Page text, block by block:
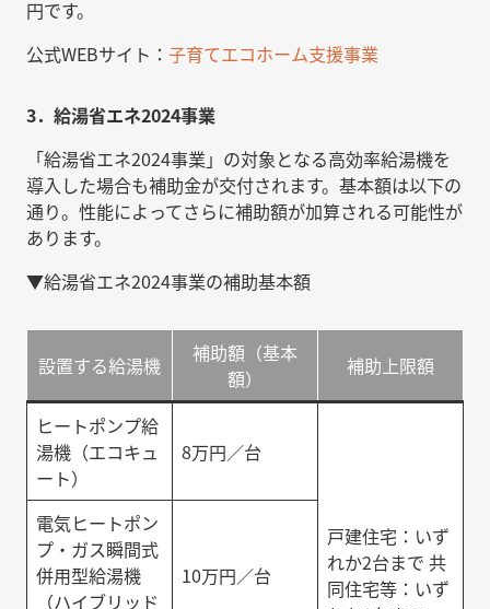
円です。
公式WEBサイト： 子育てエコホーム支援事業
3．給湯省エネ2024事業
「給湯省エネ2024事業」の対象となる高効率給湯機を
導入した場合も補助金が交付されます。基本額は以下の
通り。性能によってさらに補助額が加算される可能性が
あります。
▼給湯省エネ2024事業の補助基本額
設置する給湯機
補助額（基本
額）
補助上限額
ヒートポンプ給
湯機（エコキュ
ート）
8万円／台
戸建住宅：いず
れか2台まで 共
同住宅等：いず
電気ヒートポン
プ・ガス瞬間式
併用型給湯機
（ハイブリッド
10万円／台